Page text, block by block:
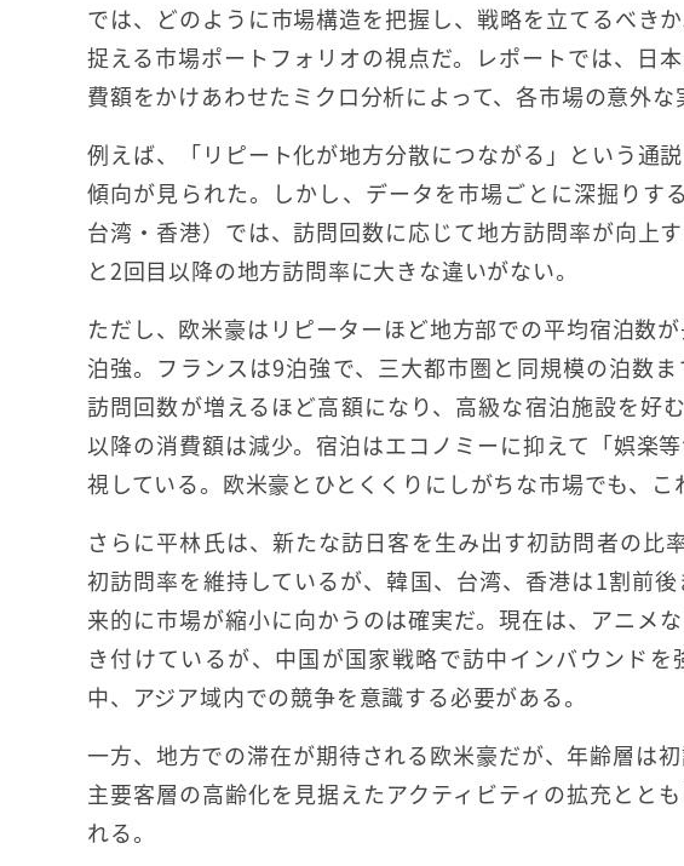
では、どのように市場構造を把握し、戦略を立てるべき
捉える市場ポートフォリオの視点だ。レポートでは、日
費額をかけあわせたミクロ分析によって、各市場の意外な
例えば、「リピート化が地方分散につながる」という通
傾向が見られた。しかし、データを市場ごとに深掘りす
台湾・香港）では、訪問回数に応じて地方訪問率が向上
と2回目以降の地方訪問率に大きな違いがない。
ただし、欧米豪はリピーターほど地方部での平均宿泊数
泊強。フランスは9泊強で、三大都市圏と同規模の泊数
訪問回数が増えるほど高額になり、高級な宿泊施設を好
以降の消費額は減少。宿泊はエコノミーに抑えて「娯楽
視している。欧米豪とひとくくりにしがちな市場でも、こ
さらに平林氏は、新たな訪日客を生み出す初訪問者の比
初訪問率を維持しているが、韓国、台湾、香港は1割前
来的に市場が縮小に向かうのは確実だ。現在は、アニメ
き付けているが、中国が国家戦略で訪中インバウンド
中、アジア域内での競争を意識する必要がある。
一方、地方での滞在が期待される欧米豪だが、年齢層は
主要客層の高齢化を見据えたアクティビティの拡充とと
れる。